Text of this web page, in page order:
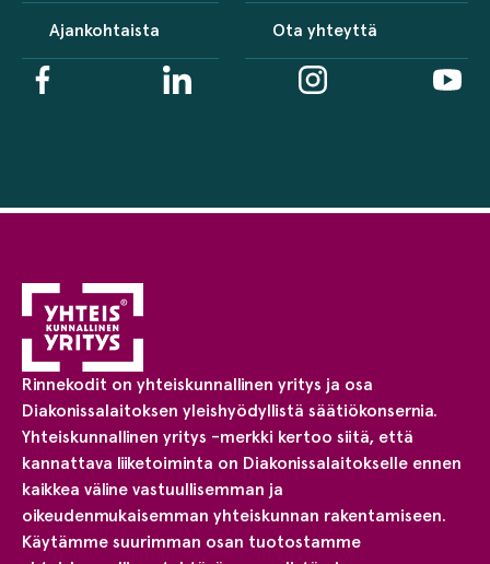
Ajankohtaista Ota yhteyttä
Rinnekodit on yhteiskunnallinen yritys ja osa
Diakonissalaitoksen yleishyödyllistä säätiökonsernia.
Yhteiskunnallinen yritys -merkki kertoo siitä, että
kannattava liiketoiminta on Diakonissalaitokselle ennen
kaikkea väline vastuullisemman ja
oikeudenmukaisemman yhteiskunnan rakentamiseen.
Käytämme suurimman osan tuotostamme